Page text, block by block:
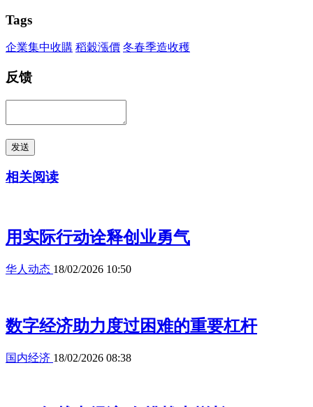
Tags
企業集中收購 稻穀漲價 冬春季造收穫
反馈
发送
相关阅读
用实际行动诠释创业勇气
华人动态 18/02/2026 10:50
数字经济助力度过困难的重要杠杆
国内经济 18/02/2026 08:38